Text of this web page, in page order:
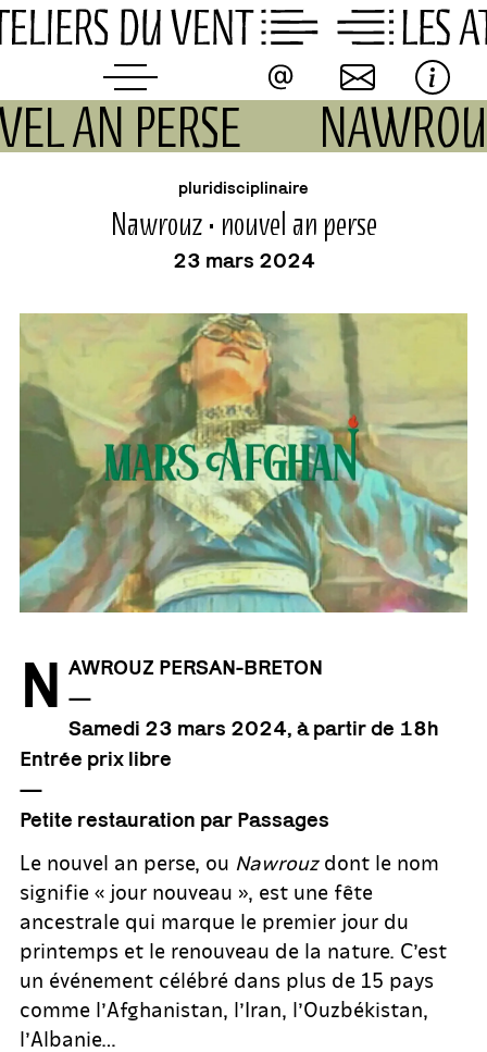
Skip
to
AN PERSE
événement
pluridisciplinaire
Nawrouz • nouvel an perse
23 mars 2024
N AWROUZ PERSAN-BRETON
—
Samedi 23 mars 2024, à partir de 18h
Entrée prix libre
—
Petite restauration par Passages
Le nouvel an perse, ou Nawrouzdont le nom
signifie « jour nouveau », est une fête
ancestrale qui marque le premier jour du
printemps et le renouveau de la nature. C’est
un événement célébré dans plus de 15 pays
comme l’Afghanistan, l’Iran, l’Ouzbékistan,
l’Albanie…